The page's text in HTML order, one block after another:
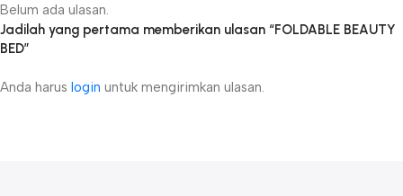
Belum ada ulasan.
Jadilah yang pertama memberikan ulasan “FOLDABLE BEAUTY
BED”
Anda harus login untuk mengirimkan ulasan.